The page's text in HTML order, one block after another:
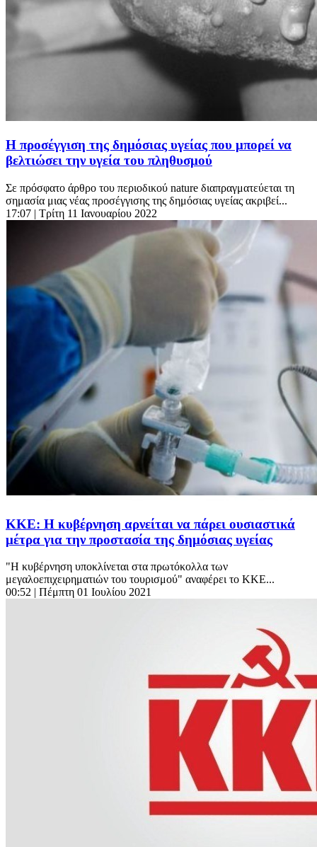
H προσέγγιση της δημόσιας υγείας που μπορεί να
βελτιώσει την υγεία του πληθυσμού
Σε πρόσφατο άρθρο του περιοδικού nature διαπραγματεύεται τη
σημασία μιας νέας προσέγγισης της δημόσιας υγείας ακριβεί...
17:07 | Τρίτη 11 Ιανουαρίου 2022
ΚΚΕ: Η κυβέρνηση αρνείται να πάρει ουσιαστικά
μέτρα για την προστασία της δημόσιας υγείας
"Η κυβέρνηση υποκλίνεται στα πρωτόκολλα των
μεγαλοεπιχειρηματιών του τουρισμού" αναφέρει το ΚΚΕ...
00:52 | Πέμπτη 01 Ιουλίου 2021